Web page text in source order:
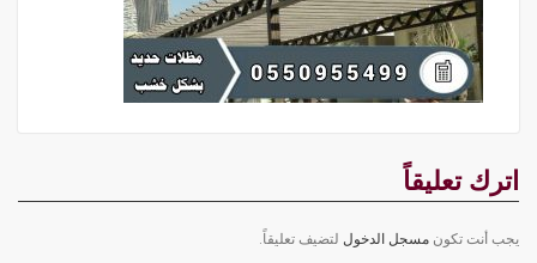
اترك تعليقاً
يجب أنت تكون مسجل الدخول لتضيف تعليقاً.